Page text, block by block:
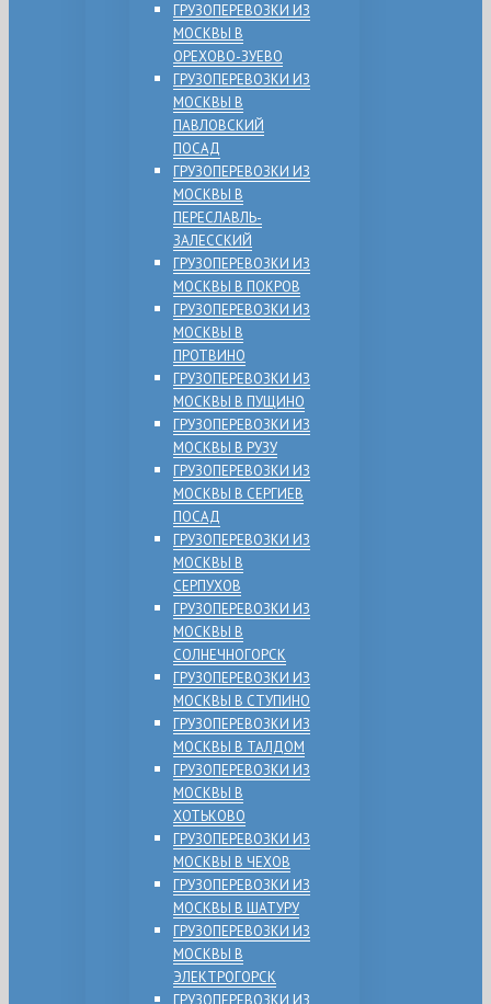
ГРУЗОПЕРЕВОЗКИ ИЗ
МОСКВЫ В
ОРЕХОВО-ЗУЕВО
ГРУЗОПЕРЕВОЗКИ ИЗ
МОСКВЫ В
ПАВЛОВСКИЙ
ПОСАД
ГРУЗОПЕРЕВОЗКИ ИЗ
МОСКВЫ В
ПЕРЕСЛАВЛЬ-
ЗАЛЕССКИЙ
ГРУЗОПЕРЕВОЗКИ ИЗ
МОСКВЫ В ПОКРОВ
ГРУЗОПЕРЕВОЗКИ ИЗ
МОСКВЫ В
ПРОТВИНО
ГРУЗОПЕРЕВОЗКИ ИЗ
МОСКВЫ В ПУЩИНО
ГРУЗОПЕРЕВОЗКИ ИЗ
МОСКВЫ В РУЗУ
ГРУЗОПЕРЕВОЗКИ ИЗ
МОСКВЫ В СЕРГИЕВ
ПОСАД
ГРУЗОПЕРЕВОЗКИ ИЗ
МОСКВЫ В
СЕРПУХОВ
ГРУЗОПЕРЕВОЗКИ ИЗ
МОСКВЫ В
СОЛНЕЧНОГОРСК
ГРУЗОПЕРЕВОЗКИ ИЗ
МОСКВЫ В СТУПИНО
ГРУЗОПЕРЕВОЗКИ ИЗ
МОСКВЫ В ТАЛДОМ
ГРУЗОПЕРЕВОЗКИ ИЗ
МОСКВЫ В
ХОТЬКОВО
ГРУЗОПЕРЕВОЗКИ ИЗ
МОСКВЫ В ЧЕХОВ
ГРУЗОПЕРЕВОЗКИ ИЗ
МОСКВЫ В ШАТУРУ
ГРУЗОПЕРЕВОЗКИ ИЗ
МОСКВЫ В
ЭЛЕКТРОГОРСК
ГРУЗОПЕРЕВОЗКИ ИЗ